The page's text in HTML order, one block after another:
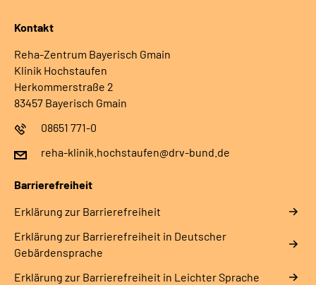
Kontakt
Reha-Zentrum Bayerisch Gmain
Klinik Hochstaufen
Herkommerstraße 2
83457 Bayerisch Gmain
08651 771-0
reha-klinik.hochstaufen@drv-bund.de
Barrierefreiheit
Erklärung zur Barrierefreiheit
Erklärung zur Barrierefreiheit in Deutscher
Gebärdensprache
Erklärung zur Barrierefreiheit in Leichter Sprache